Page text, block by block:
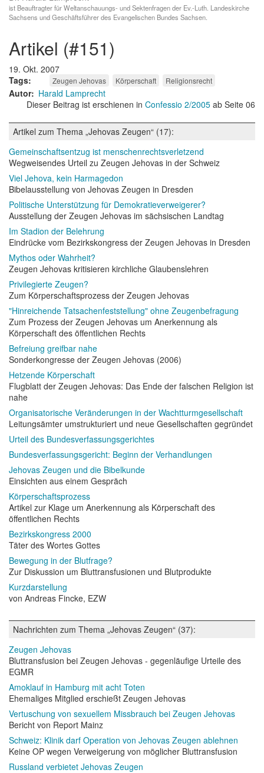
ist Beauftragter für Weltanschauungs- und Sektenfragen der Ev.-Luth. Landeskirche
Sachsens und Geschäftsführer des Evangelischen Bundes Sachsen.
artikel (#151)
19. Okt. 2007
Tags
Zeugen Jehovas Körperschaft Religionsrecht
Autor
Harald Lamprecht
Dieser Beitrag ist erschienen in Confessio 2/2005 ab Seite 06
Artikel zum Thema „Jehovas Zeugen“ (17):
Gemeinschaftsentzug ist menschenrechtsverletzend
Wegweisendes Urteil zu Zeugen Jehovas in der Schweiz
Viel Jehova, kein Harmagedon
Bibelausstellung von Jehovas Zeugen in Dresden
Politische Unterstützung für Demokratieverweigerer?
Ausstellung der Zeugen Jehovas im sächsischen Landtag
Im Stadion der Belehrung
Eindrücke vom Bezirkskongress der Zeugen Jehovas in Dresden
Mythos oder Wahrheit?
Zeugen Jehovas kritisieren kirchliche Glaubenslehren
Privilegierte Zeugen?
Zum Körperschaftsprozess der Zeugen Jehovas
"Hinreichende Tatsachenfeststellung" ohne Zeugenbefragung
Zum Prozess der Zeugen Jehovas um Anerkennung als
Körperschaft des öffentlichen Rechts
Befreiung greifbar nahe
Sonderkongresse der Zeugen Jehovas (2006)
Hetzende Körperschaft
Flugblatt der Zeugen Jehovas: Das Ende der falschen Religion ist
nahe
Organisatorische Veränderungen in der Wachtturmgesellschaft
Leitungsämter umstrukturiert und neue Gesellschaften gegründet
Urteil des Bundesverfassungsgerichtes
Bundesverfassungsgericht: Beginn der Verhandlungen
Jehovas Zeugen und die Bibelkunde
Einsichten aus einem Gespräch
Körperschaftsprozess
Artikel zur Klage um Anerkennung als Körperschaft des
öffentlichen Rechts
Bezirkskongress 2000
Täter des Wortes Gottes
Bewegung in der Blutfrage?
Zur Diskussion um Bluttransfusionen und Blutprodukte
Kurzdarstellung
von Andreas Fincke, EZW
Nachrichten zum Thema „Jehovas Zeugen“ (37):
Zeugen Jehovas
Bluttransfusion bei Zeugen Jehovas - gegenläufige Urteile des
EGMR
Amoklauf in Hamburg mit acht Toten
Ehemaliges Mitglied erschießt Zeugen Jehovas
Vertuschung von sexuellem Missbrauch bei Zeugen Jehovas
Bericht von Report Mainz
Schweiz: Klinik darf Operation von Jehovas Zeugen ablehnen
Keine OP wegen Verweigerung von möglicher Bluttransfusion
Russland verbietet Jehovas Zeugen